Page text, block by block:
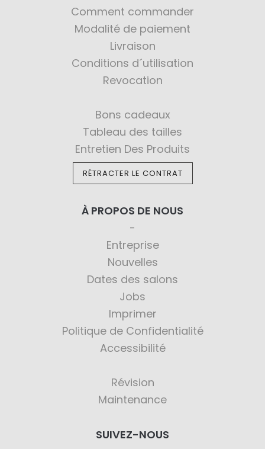
Comment commander
Modalité de paiement
Livraison
Conditions d´utilisation
Revocation
Bons cadeaux
Tableau des tailles
Entretien Des Produits
RÉTRACTER LE CONTRAT
À PROPOS DE NOUS
Entreprise
Nouvelles
Dates des salons
Jobs
Imprimer
Politique de Confidentialité
Accessibilité
Révision
Maintenance
SUIVEZ-NOUS